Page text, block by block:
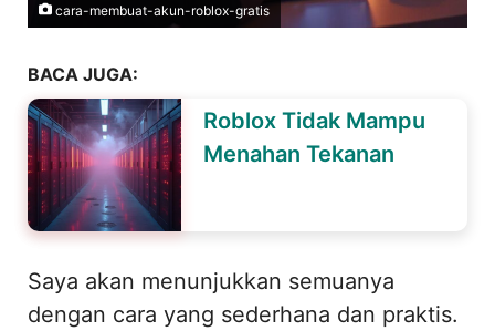
cara-membuat-akun-roblox-gratis
BACA JUGA:
Roblox Tidak Mampu
Menahan Tekanan
Saya akan menunjukkan semuanya
dengan cara yang sederhana dan praktis.